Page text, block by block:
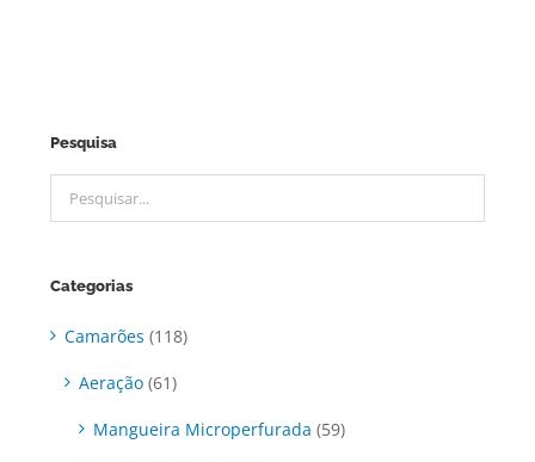
Pesquisa
Categorias
Camarões (118)
Aeração (61)
Mangueira Microperfurada (59)